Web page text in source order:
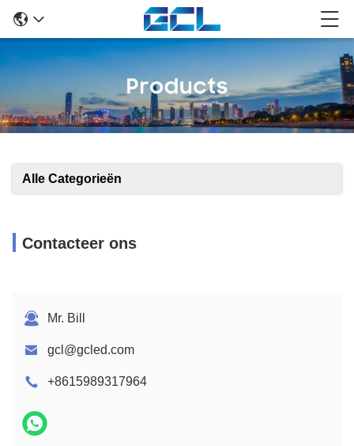
Alle Categorieën
Contacteer ons
Mr. Bill
gcl@gcled.com
+8615989317964